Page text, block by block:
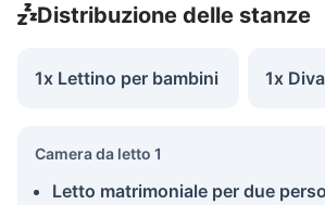
Distribuzione delle stanze
1x Lettino per bambini 1x
Camera da letto 1
Letto matrimoniale per due